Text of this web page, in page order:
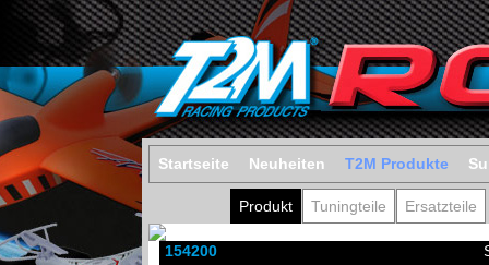
Startseite Neuheiten T2M Produkte
Produkt Tuningteile Ersatzteile
154200